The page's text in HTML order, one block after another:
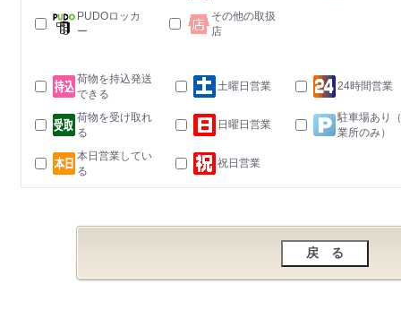
PUDOロッカ
ー
その他の取扱
店
荷物を持込発送
できる
土曜日営業 24時間営業
荷物を受け取れ
る
日曜日営業
駐車場あり
業所のみ）
本日営業してい
る
祝日営業